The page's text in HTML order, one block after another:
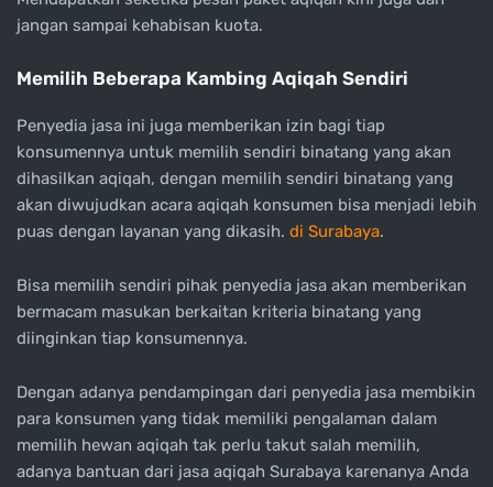
jangan sampai kehabisan kuota.
Memilih Beberapa Kambing Aqiqah Sendiri
Penyedia jasa ini juga memberikan izin bagi tiap
konsumennya untuk memilih sendiri binatang yang akan
dihasilkan aqiqah, dengan memilih sendiri binatang yang
akan diwujudkan acara aqiqah konsumen bisa menjadi lebih
puas dengan layanan yang dikasih. di Surabaya.
Bisa memilih sendiri pihak penyedia jasa akan memberikan
bermacam masukan berkaitan kriteria binatang yang
diinginkan tiap konsumennya.
Dengan adanya pendampingan dari penyedia jasa membikin
para konsumen yang tidak memiliki pengalaman dalam
memilih hewan aqiqah tak perlu takut salah memilih,
adanya bantuan dari jasa aqiqah Surabaya karenanya Anda